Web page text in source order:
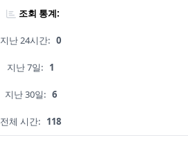
조회 통계:
지난 24시간: 0
지난 7일: 1
지난 30일: 6
전체 시간: 118